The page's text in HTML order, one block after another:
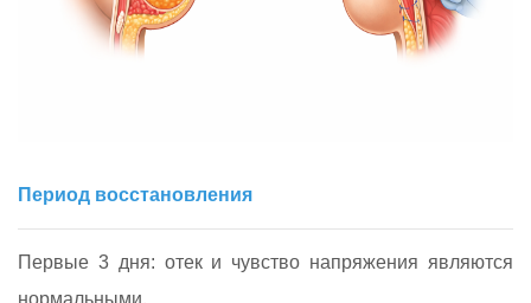
Период восстановления
Первые 3 дня: отек и чувство напряжения являются
нормальными.